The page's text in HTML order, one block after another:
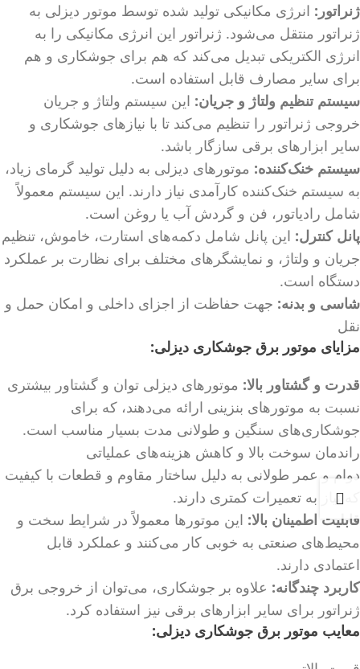
ژنراتور: انرژی مکانیکی تولید شده توسط موتور دیزلی به
ژنراتور منتقل می‌شود. ژنراتور این انرژی مکانیکی را به
انرژی الکتریکی تبدیل می‌کند که هم برای جوشکاری و هم
برای سایر مصارف قابل استفاده است.
سیستم تنظیم ولتاژ و جریان: این سیستم ولتاژ و جریان
خروجی ژنراتور را تنظیم می‌کند تا با نیازهای جوشکاری و
سایر ابزارهای برقی سازگار باشد.
سیستم خنک‌کننده: موتورهای دیزلی به دلیل تولید گرمای زیاد،
به سیستم خنک‌کننده کارآمدی نیاز دارند. این سیستم معمولاً
شامل رادیاتور، فن و گردش آب یا روغن است.
پانل کنترل: این پانل شامل دکمه‌های استارت، خاموش، تنظیم
جریان و ولتاژ، و نمایشگرهای مختلف برای نظارت بر عملکرد
دستگاه است.
شاسی و بدنه: جهت حفاظت از اجزای داخلی و امکان حمل و
نقل
مزایای موتور برق جوشکاری دیزلی:
قدرت و گشتاور بالا: موتورهای دیزلی توان و گشتاور بیشتری
نسبت به موتورهای بنزینی ارائه می‌دهند، که برای
جوشکاری‌های سنگین و طولانی مدت بسیار مناسب است.
راندمان سوخت بالا و کاهش هزینه‌های عملیاتی
دوام و عمر طولانی به دلیل ساختار مقاوم و قطعات با کیفیت
که نیاز به تعمیرات کمتری دارند.
قابلیت اطمینان بالا: این موتورها معمولاً در شرایط سخت و
محیط‌های صنعتی به خوبی کار می‌کنند و عملکرد قابل
اعتمادی دارند.
کاربرد چندگانه: علاوه بر جوشکاری، می‌توان از خروجی برق
ژنراتور برای سایر ابزارهای برقی نیز استفاده کرد.
معایب موتور برق جوشکاری دیزلی: